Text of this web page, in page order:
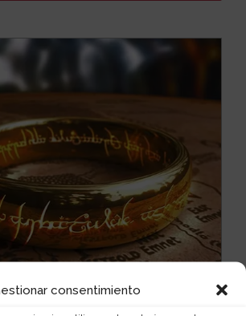
consentimiento